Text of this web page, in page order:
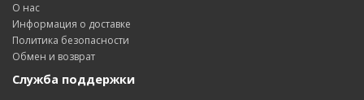
О нас
Информация о доставке
Политика безопасности
Обмен и возврат
Служба поддержки